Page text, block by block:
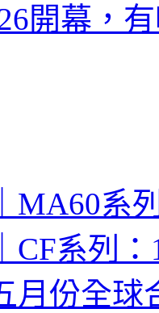
開幕，
MA60系
CF系列：
月份全球